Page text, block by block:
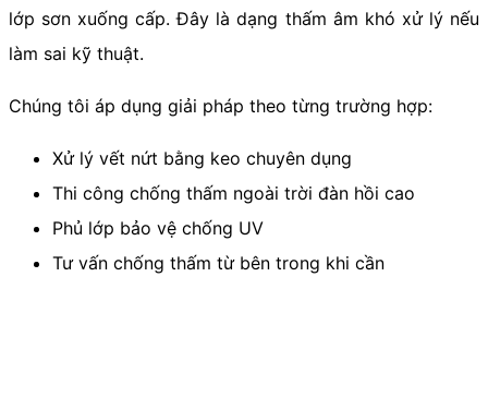
lớp sơn xuống cấp. Đây là dạng thấm âm khó xử lý nếu
làm sai kỹ thuật.
Chúng tôi áp dụng giải pháp theo từng trường hợp:
Xử lý vết nứt bằng keo chuyên dụng
Thi công chống thấm ngoài trời đàn hồi cao
Phủ lớp bảo vệ chống UV
Tư vấn chống thấm từ bên trong khi cần